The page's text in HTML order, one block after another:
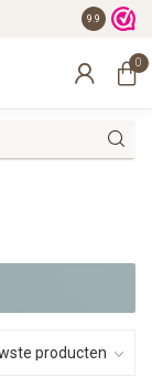
gratis
9.9
0